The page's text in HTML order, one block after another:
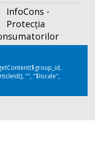
InfoCons -
Protecția
"", "$locale",